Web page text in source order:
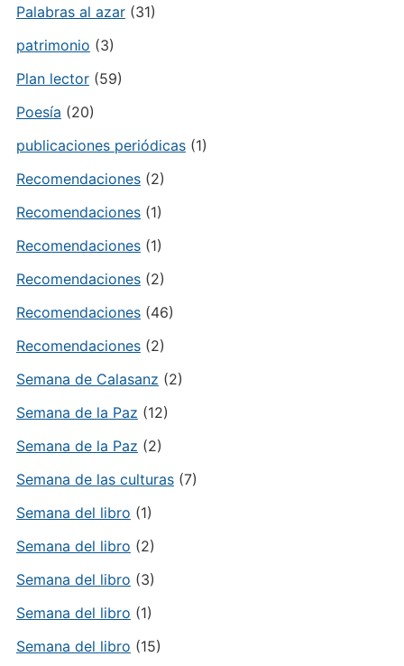
Palabras al azar(31)
patrimonio (3)
Plan lector(59)
Poesía (20)
publicaciones periódicas(1)
Recomendaciones(2)
Recomendaciones(1)
Recomendaciones(1)
Recomendaciones(2)
Recomendaciones(46)
Recomendaciones(2)
Semana de Calasanz (2)
Semana de la Paz (12)
Semana de la Paz (2)
Semana de las culturas(7)
Semana del libro (1)
Semana del libro (2)
Semana del libro (3)
Semana del libro (1)
Semana del libro (15)